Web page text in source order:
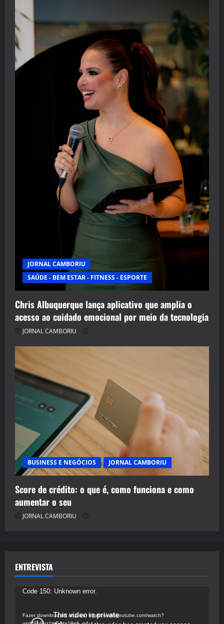
JORNAL CAMBORIU
SAÚDE - BEM ESTAR - FITNESS - ESPORTE
Chris Albuquerque lança aplicativo que amplia o
acesso ao cuidado emocional por meio da tecnologia
JORNAL CAMBORIU
BUSINESS E NEGÓCIOS JORNAL CAMBORIU
Score de crédito: o que é, como funciona e como
aumentar o seu
JORNAL CAMBORIU
ENTREVISTA
Tocador
vídeo
Code 150: Unknown error.
Fazer download do arquivo: https://www.youtube.com/watch?